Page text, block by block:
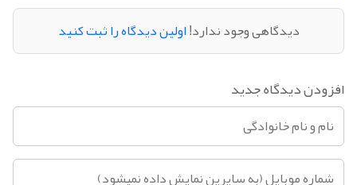
دیدگاهی وجود ندارد!اولین دیدگاه را ثبت کنید
افزودن دیدگاه جدید